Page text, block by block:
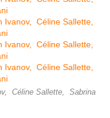
Céline Sallette, Sabrina